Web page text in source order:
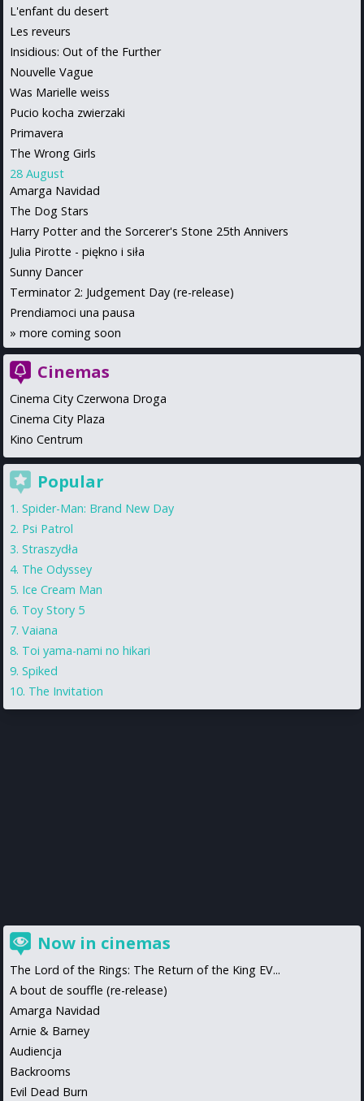
L'enfant du desert
Les reveurs
Insidious: Out of the Further
Nouvelle Vague
Was Marielle weiss
Pucio kocha zwierzaki
Primavera
The Wrong Girls
28 August
Amarga Navidad
The Dog Stars
Harry Potter and the Sorcerer's Stone 25th Annivers
Julia Pirotte - piękno i siła
Sunny Dancer
Terminator 2: Judgement Day (re-release)
Prendiamoci una pausa
» more coming soon
Cinemas
Cinema City Czerwona Droga
Cinema City Plaza
Kino Centrum
Popular
Spider-Man: Brand New Day
Psi Patrol
Straszydła
The Odyssey
Ice Cream Man
Toy Story 5
Vaiana
Toi yama-nami no hikari
Spiked
The Invitation
Now in cinemas
The Lord of the Rings: The Return of the King EV...
A bout de souffle (re-release)
Amarga Navidad
Arnie & Barney
Audiencja
Backrooms
Evil Dead Burn